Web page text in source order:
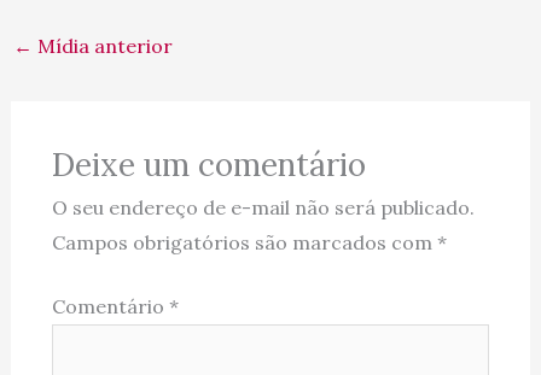
← Mídia anterior
Deixe um comentário
O seu endereço de e-mail não será publicado.
Campos obrigatórios são marcados com *
Comentário *